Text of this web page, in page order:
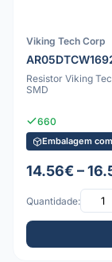
Viking Tech Corp
Resistor Viking
SMD
660
Embalagem
14.56€ –
Quantidade: